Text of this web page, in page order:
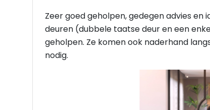
Zeer goed geholpen, gedegen advies en
deuren (dubbele taatse deur en een
geholpen. Ze komen ook naderhand
nodig.